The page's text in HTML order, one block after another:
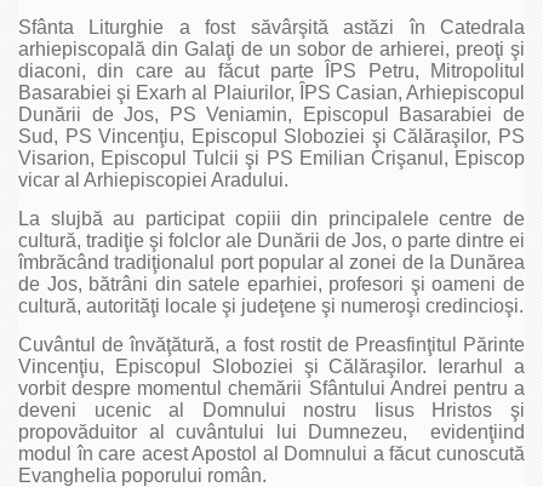
Sfânta Liturghie a fost săvârşită astăzi în Catedrala
arhiepiscopală din Galaţi de un sobor de arhierei, preoţi şi
diaconi, din care au făcut parte ÎPS Petru, Mitropolitul
Basarabiei şi Exarh al Plaiurilor, ÎPS Casian, Arhiepiscopul
Dunării de Jos, PS Veniamin, Episcopul Basarabiei de
Sud, PS Vincenţiu, Episcopul Sloboziei şi Călăraşilor, PS
Visarion, Episcopul Tulcii şi PS Emilian Crişanul, Episcop
vicar al Arhiepiscopiei Aradului.
La slujbă au participat copiii din principalele centre de
cultură, tradiţie şi folclor ale Dunării de Jos, o parte dintre ei
îmbrăcând tradiţionalul port popular al zonei de la Dunărea
de Jos, bătrâni din satele eparhiei, profesori şi oameni de
cultură, autorităţi locale şi judeţene şi numeroşi credincioşi.
Cuvântul de învăţătură, a fost rostit de Preasfinţitul Părinte
Vincenţiu, Episcopul Sloboziei şi Călăraşilor. Ierarhul a
vorbit despre momentul chemării Sfântului Andrei pentru a
deveni ucenic al Domnului nostru Iisus Hristos şi
propovăduitor al cuvântului lui Dumnezeu, evidenţiind
modul în care acest Apostol al Domnului a făcut cunoscută
Evanghelia poporului român.